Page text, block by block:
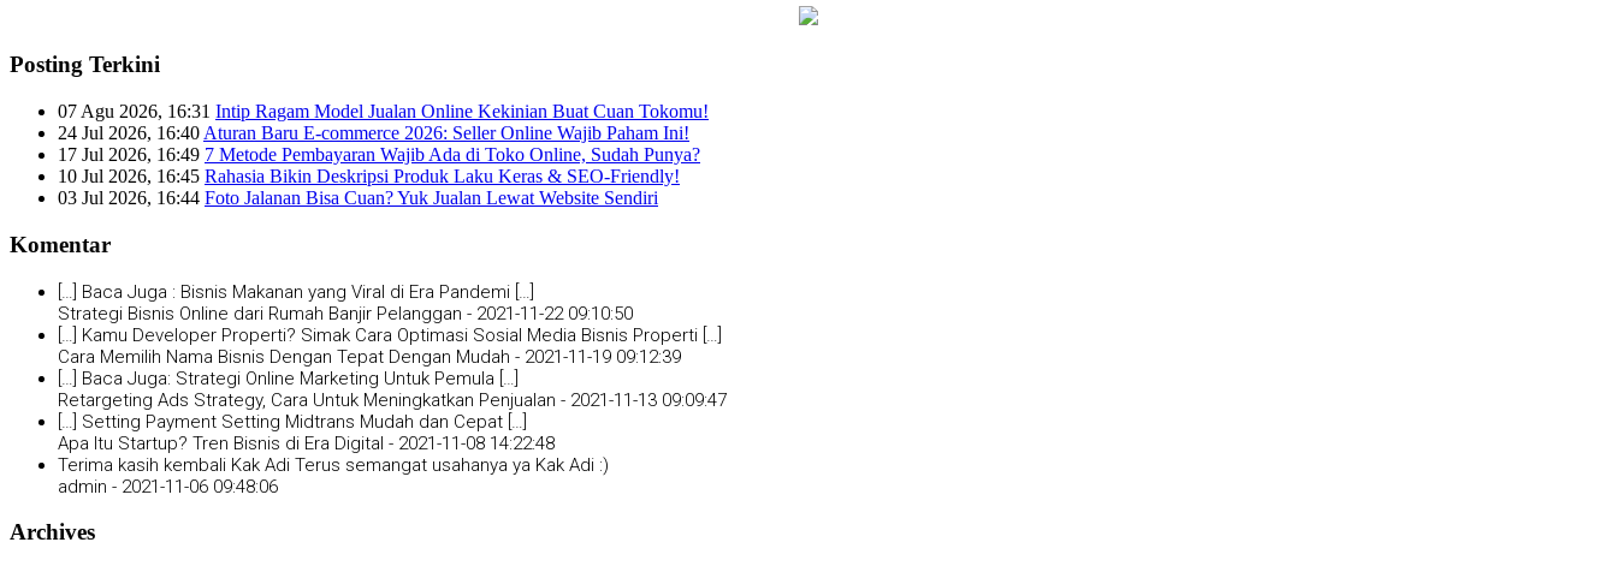
Posting Terkini
07 Agu 2026, 16:31 Intip Ragam Model Jualan Online Kekinian Buat Cuan Tokomu!
24 Jul 2026, 16:40 Aturan Baru E-commerce 2026: Seller Online Wajib Paham Ini!
17 Jul 2026, 16:49 7 Metode Pembayaran Wajib Ada di Toko Online, Sudah Punya?
10 Jul 2026, 16:45 Rahasia Bikin Deskripsi Produk Laku Keras & SEO-Friendly!
03 Jul 2026, 16:44 Foto Jalanan Bisa Cuan? Yuk Jualan Lewat Website Sendiri
Komentar
[…] Baca Juga : Bisnis Makanan yang Viral di Era Pandemi […]
Strategi Bisnis Online dari Rumah Banjir Pelanggan - 2021-11-22 09:10:50
[…] Kamu Developer Properti? Simak Cara Optimasi Sosial Media Bisnis Properti […]
Cara Memilih Nama Bisnis Dengan Tepat Dengan Mudah - 2021-11-19 09:12:39
[…] Baca Juga: Strategi Online Marketing Untuk Pemula […]
Retargeting Ads Strategy, Cara Untuk Meningkatkan Penjualan - 2021-11-13 09:09:47
[…] Setting Payment Setting Midtrans Mudah dan Cepat […]
Apa Itu Startup? Tren Bisnis di Era Digital - 2021-11-08 14:22:48
Terima kasih kembali Kak Adi Terus semangat usahanya ya Kak Adi :)
admin - 2021-11-06 09:48:06
Archives